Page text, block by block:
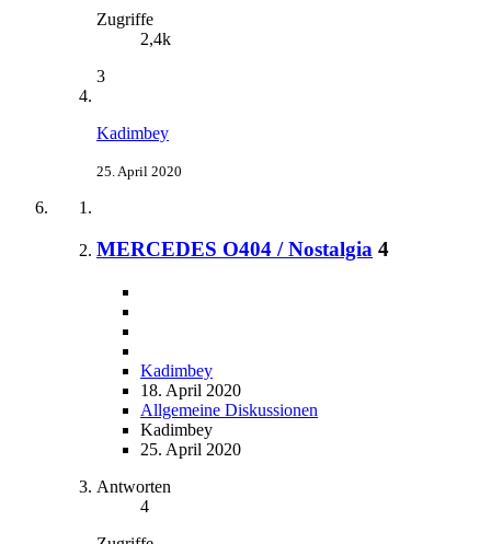
Zugriffe
2,4k
3
Kadimbey
25. April 2020
MERCEDES O404 / Nostalgia 4
Kadimbey
18. April 2020
Allgemeine Diskussionen
Kadimbey
25. April 2020
Antworten
4